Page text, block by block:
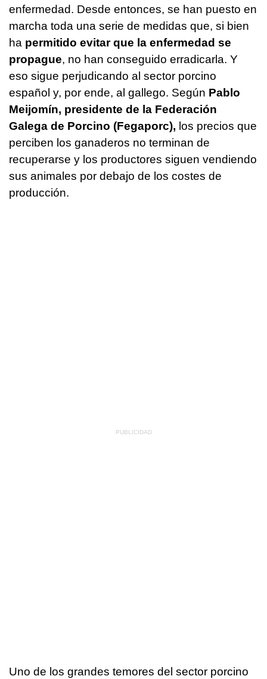
enfermedad. Desde entonces, se han puesto en
marcha toda una serie de medidas que, si bien
ha permitido evitar que la enfermedad se
propague, no han conseguido erradicarla. Y
eso sigue perjudicando al sector porcino
español y, por ende, al gallego. Según Pablo
Meijomín, presidente de la Federación
Galega de Porcino (Fegaporc), los precios que
perciben los ganaderos no terminan de
recuperarse y los productores siguen vendiendo
sus animales por debajo de los costes de
producción.
Uno de los grandes temores del sector porcino